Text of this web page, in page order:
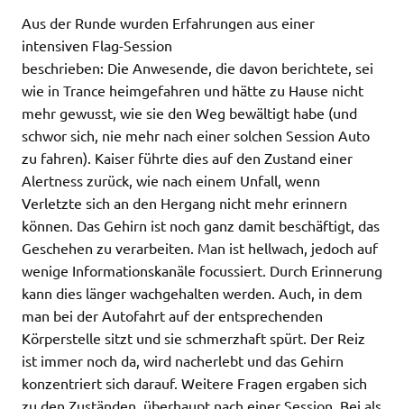
Aus der Runde wurden Erfahrungen aus einer
intensiven Flag-Session
beschrieben: Die Anwesende, die davon berichtete, sei
wie in Trance heimgefahren und hätte zu Hause nicht
mehr gewusst, wie sie den Weg bewältigt habe (und
schwor sich, nie mehr nach einer solchen Session Auto
zu fahren). Kaiser führte dies auf den Zustand einer
Alertness zurück, wie nach einem Unfall, wenn
Verletzte sich an den Hergang nicht mehr erinnern
können. Das Gehirn ist noch ganz damit beschäftigt, das
Geschehen zu verarbeiten. Man ist hellwach, jedoch auf
wenige Informationskanäle focussiert. Durch Erinnerung
kann dies länger wachgehalten werden. Auch, in dem
man bei der Autofahrt auf der entsprechenden
Körperstelle sitzt und sie schmerzhaft spürt. Der Reiz
ist immer noch da, wird nacherlebt und das Gehirn
konzentriert sich darauf. Weitere Fragen ergaben sich